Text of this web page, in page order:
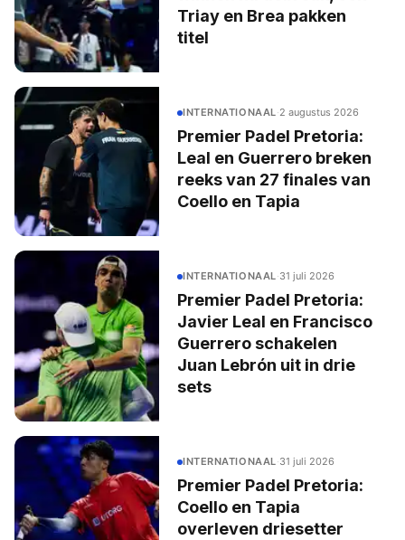
Triay en Brea pakken
titel
INTERNATIONAAL·2 augustus 2026
Premier Padel Pretoria:
Leal en Guerrero breken
reeks van 27 finales van
Coello en Tapia
INTERNATIONAAL·31 juli 2026
Premier Padel Pretoria:
Javier Leal en Francisco
Guerrero schakelen
Juan Lebrón uit in drie
sets
INTERNATIONAAL·31 juli 2026
Premier Padel Pretoria:
Coello en Tapia
overleven driesetter